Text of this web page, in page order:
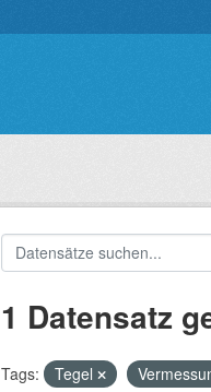
1 Datensatz
Tags: Tegel